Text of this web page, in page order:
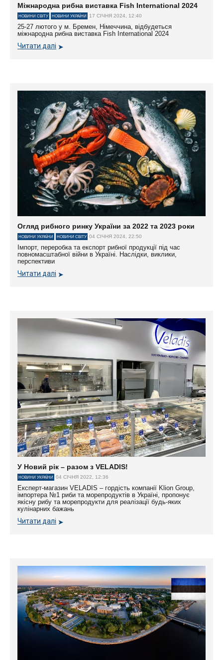
Міжнародна рибна виставка Fish International 2024
НОВИНИ СВІТУ НОВИНИ УКРАЇНИ 17 СІЧНЯ 2024, 12:40
25-27 лютого у м. Бремен, Німеччина, відбудеться
міжнародна рибна виставка Fish International 2024
Читати далі
Огляд рибного ринку України за 2022 та 2023 роки
НОВИНИ УКРАЇНИ НОВИНИ СВІТУ 04 СІЧНЯ 2024, 22:50
Імпорт, переробка та експорт рибної продукції під час
повномасштабної війни в Україні. Наслідки, виклики,
перспективи
Читати далі
У Новий рік – разом з VELADIS!
НОВИНИ УКРАЇНИ 04 СІЧНЯ 2022, 12:36
Експерт-магазин VELADIS – гордість компанії Klion Group,
імпортера №1 риби та морепродуктів в Україні, пропонує
якісну рибу та морепродукти для реалізації будь-яких
кулінарних бажань
Читати далі